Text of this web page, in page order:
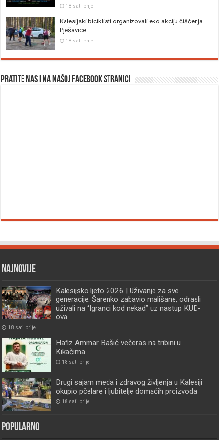
18 sati prije
Kalesijski biciklisti organizovali eko akciju čišćenja
Pješavice
18 sati prije
Pratite nas i na našoj facebook stranici
Najnovije
Kalesijsko ljeto 2026 | Uživanje za sve
generacije: Šarenko zabavio mališane, odrasli
uživali na “Igranci kod nekad” uz nastup KUD-
ova
18 sati prije
Hafiz Ammar Bašić večeras na tribini u
Kikačima
18 sati prije
Drugi sajam meda i zdravog življenja u Kalesiji
okupio pčelare i ljubitelje domaćih proizvoda
18 sati prije
Popularno